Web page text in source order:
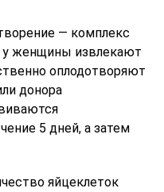
— комплекс
у женщины извлекают
оплодотворяют
донора
5 дней, а затем
яйцеклеток